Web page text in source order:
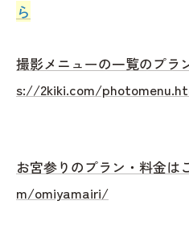
ら
撮影メニューの一覧のプ
s://2kiki.com/
お宮参りのプラン・料金
m/omiyamairi/